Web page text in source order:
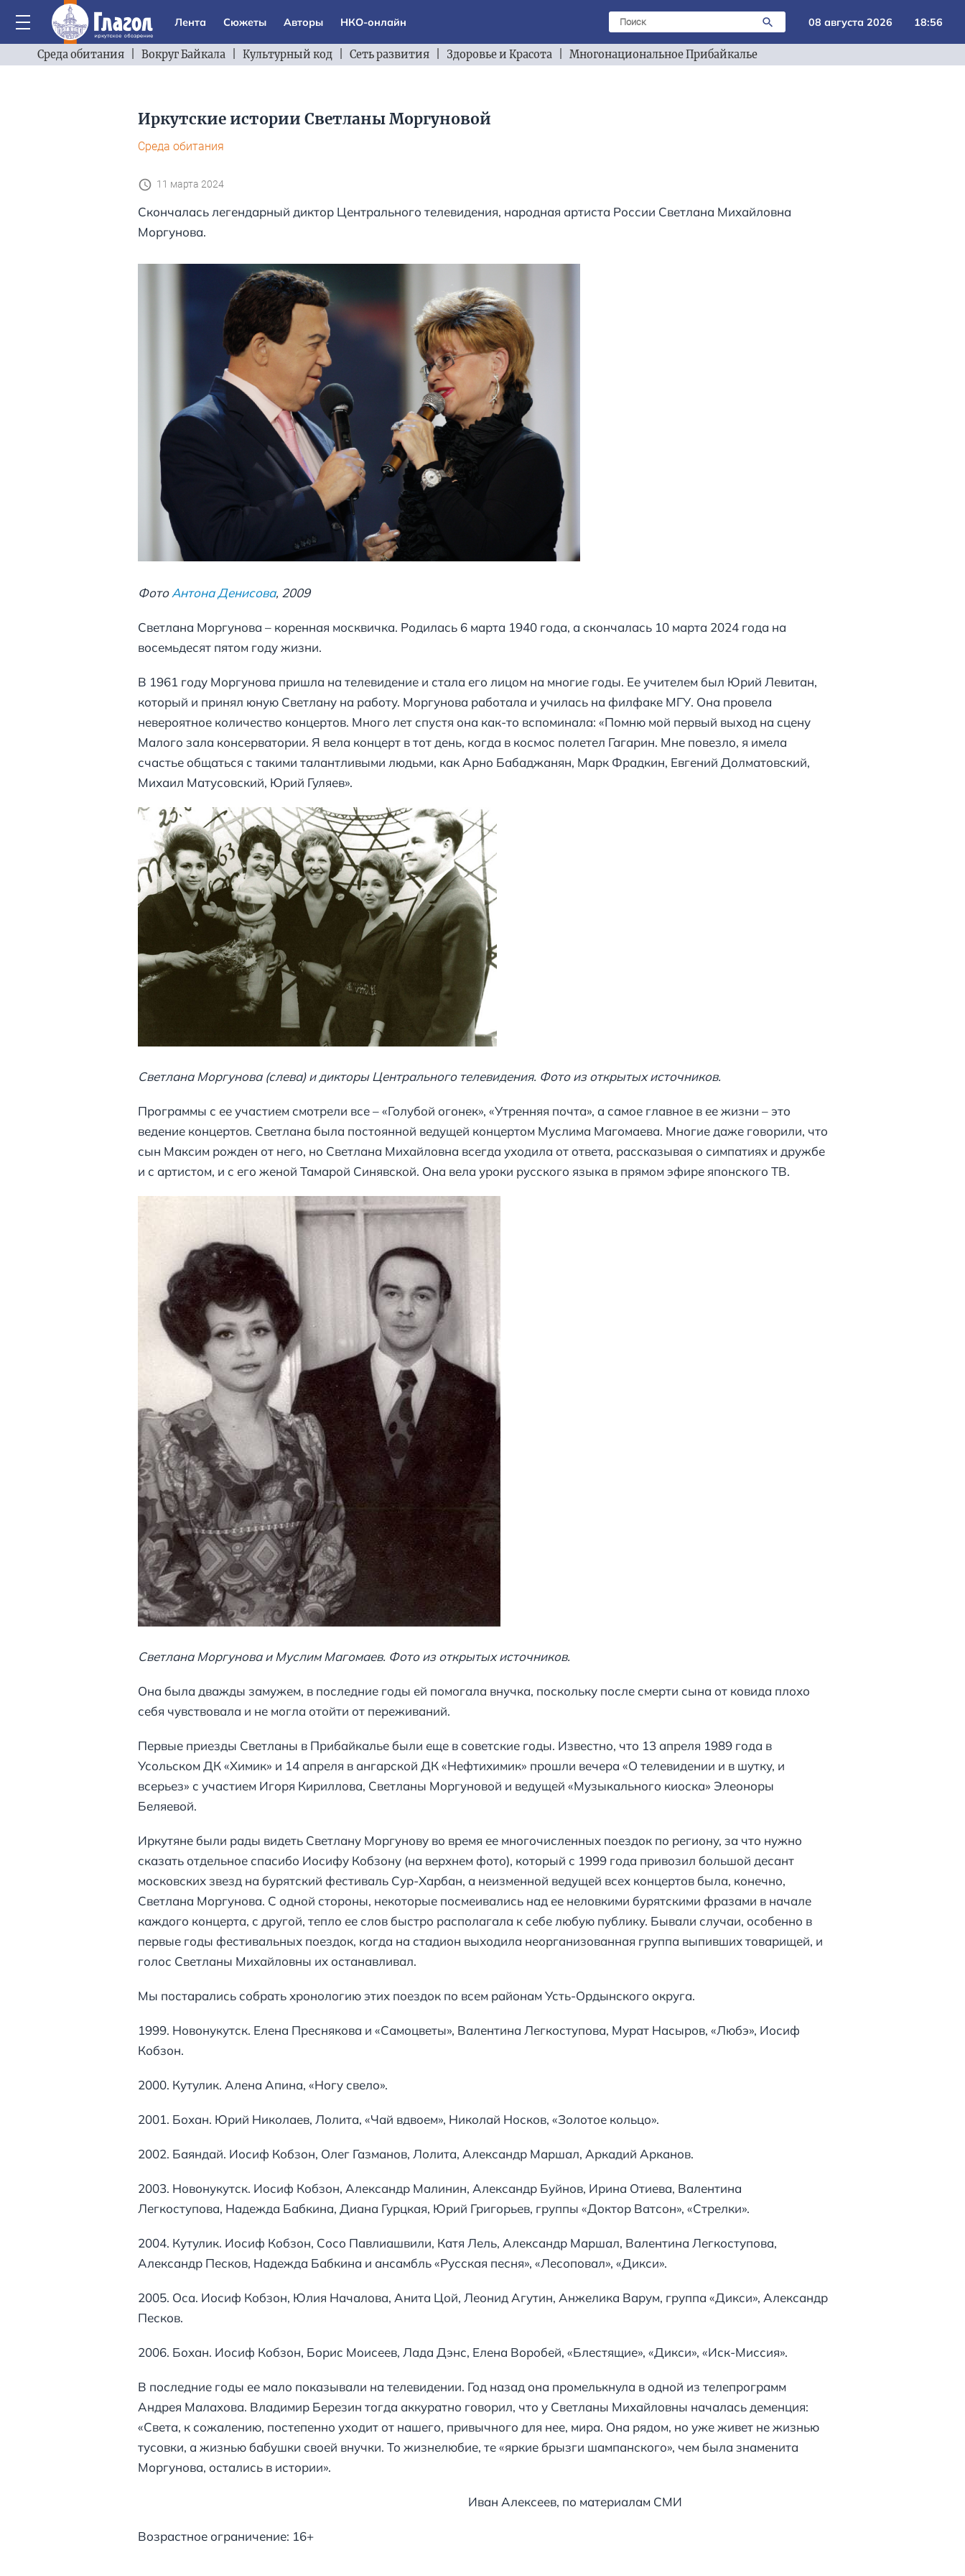
Лента Сюжеты Авторы НКО-онлайн 08 августа 2026 18:56
Среда обитания Вокруг Байкала Культурный код Сеть развития Здоровье и Красота Многонациональное Прибайкалье
Иркутские истории Светланы Моргуновой
Среда обитания
11 марта 2024
Скончалась легендарный диктор Центрального телевидения, народная артиста России Светлана Михайловна
Моргунова.
ФотоАнтона Денисова, 2009
Светлана Моргунова – коренная москвичка. Родилась 6 марта 1940 года, а скончалась 10 марта 2024 года на
восемьдесят пятом году жизни.
В 1961 году Моргунова пришла на телевидение и стала его лицом на многие годы. Ее учителем был Юрий Левитан,
который и принял юную Светлану на работу. Моргунова работала и училась на филфаке МГУ. Она провела
невероятное количество концертов. Много лет спустя она как-то вспоминала: «Помню мой первый выход на сцену
Малого зала консерватории. Я вела концерт в тот день, когда в космос полетел Гагарин. Мне повезло, я имела
счастье общаться с такими талантливыми людьми, как Арно Бабаджанян, Марк Фрадкин, Евгений Долматовский,
Михаил Матусовский, Юрий Гуляев».
Светлана Моргунова (слева) и дикторы Центрального телевидения. Фото из открытых источников.
Программы с ее участием смотрели все – «Голубой огонек», «Утренняя почта», а самое главное в ее жизни – это
ведение концертов. Светлана была постоянной ведущей концертом Муслима Магомаева. Многие даже говорили, что
сын Максим рожден от него, но Светлана Михайловна всегда уходила от ответа, рассказывая о симпатиях и дружбе
и с артистом, и с его женой Тамарой Синявской. Она вела уроки русского языка в прямом эфире японского ТВ.
Светлана Моргунова и Муслим Магомаев. Фото из открытых источников.
Она была дважды замужем, в последние годы ей помогала внучка, поскольку после смерти сына от ковида плохо
себя чувствовала и не могла отойти от переживаний.
Первые приезды Светланы в Прибайкалье были еще в советские годы. Известно, что 13 апреля 1989 года в
Усольском ДК «Химик» и 14 апреля в ангарской ДК «Нефтихимик» прошли вечера «О телевидении и в шутку, и
всерьез» с участием Игоря Кириллова, Светланы Моргуновой и ведущей «Музыкального киоска» Элеоноры
Беляевой.
Иркутяне были рады видеть Светлану Моргунову во время ее многочисленных поездок по региону, за что нужно
сказать отдельное спасибо Иосифу Кобзону (на верхнем фото), который с 1999 года привозил большой десант
московских звезд на бурятский фестиваль Сур-Харбан, а неизменной ведущей всех концертов была, конечно,
Светлана Моргунова. С одной стороны, некоторые посмеивались над ее неловкими бурятскими фразами в начале
каждого концерта, с другой, тепло ее слов быстро располагала к себе любую публику. Бывали случаи, особенно в
первые годы фестивальных поездок, когда на стадион выходила неорганизованная группа выпивших товарищей, и
голос Светланы Михайловны их останавливал.
Мы постарались собрать хронологию этих поездок по всем районам Усть-Ордынского округа.
1999. Новонукутск. Елена Преснякова и «Самоцветы», Валентина Легкоступова, Мурат Насыров, «Любэ», Иосиф
Кобзон.
2000. Кутулик. Алена Апина, «Ногу свело».
2001. Бохан. Юрий Николаев, Лолита, «Чай вдвоем», Николай Носков, «Золотое кольцо».
2002. Баяндай. Иосиф Кобзон, Олег Газманов, Лолита, Александр Маршал, Аркадий Арканов.
2003. Новонукутск. Иосиф Кобзон, Александр Малинин, Александр Буйнов, Ирина Отиева, Валентина
Легкоступова, Надежда Бабкина, Диана Гурцкая, Юрий Григорьев, группы «Доктор Ватсон», «Стрелки».
2004. Кутулик. Иосиф Кобзон, Сосо Павлиашвили, Катя Лель, Александр Маршал, Валентина Легкоступова,
Александр Песков, Надежда Бабкина и ансамбль «Русская песня», «Лесоповал», «Дикси».
2005. Оса. Иосиф Кобзон, Юлия Началова, Анита Цой, Леонид Агутин, Анжелика Варум, группа «Дикси», Александр
Песков.
2006. Бохан. Иосиф Кобзон, Борис Моисеев, Лада Дэнс, Елена Воробей, «Блестящие», «Дикси», «Иск-Миссия».
В последние годы ее мало показывали на телевидении. Год назад она промелькнула в одной из телепрограмм
Андрея Малахова. Владимир Березин тогда аккуратно говорил, что у Светланы Михайловны началась деменция:
«Света, к сожалению, постепенно уходит от нашего, привычного для нее, мира. Она рядом, но уже живет не жизнью
тусовки, а жизнью бабушки своей внучки. То жизнелюбие, те «яркие брызги шампанского», чем была знаменита
Моргунова, остались в истории».
Иван Алексеев, по материалам СМИ
Возрастное ограничение: 16+